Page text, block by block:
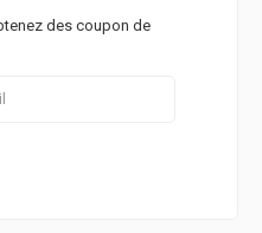
des coupon de